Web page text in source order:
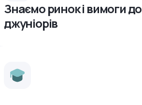
Знаємо ринок і вимоги до
джуніорів